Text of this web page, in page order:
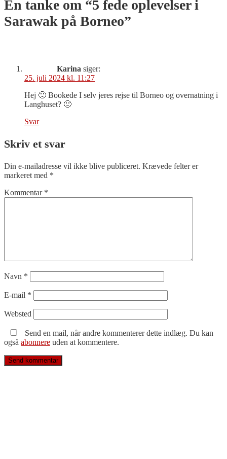
En tanke om “5 fede oplevelser i
Sarawak på Borneo”
Karina siger:
25. juli 2024 kl. 11:27
Hej 🙂 Bookede I selv jeres rejse til Borneo og overnatning i
Langhuset? 🙂
Svar
Skriv et svar
Din e-mailadresse vil ikke blive publiceret. Krævede felter er
markeret med *
Kommentar *
Navn *
E-mail *
Websted
Send en mail, når andre kommenterer dette indlæg. Du kan
også abonnere uden at kommentere.